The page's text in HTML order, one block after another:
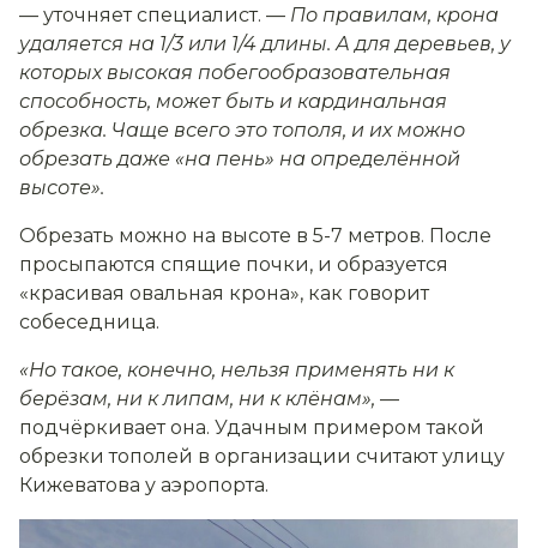
— уточняет специалист. — По правилам, крона
удаляется на 1/3 или 1/4 длины. А для деревьев, у
которых высокая побегообразовательная
способность, может быть и кардинальная
обрезка. Чаще всего это тополя, и их можно
обрезать даже «на пень» на определённой
высоте».
Обрезать можно на высоте в 5-7 метров. После
просыпаются спящие почки, и образуется
«красивая овальная крона», как говорит
собеседница.
«Но такое, конечно, нельзя применять ни к
берёзам, ни к липам, ни к клёнам», —
подчёркивает она. Удачным примером такой
обрезки тополей в организации считают улицу
Кижеватова у аэропорта.